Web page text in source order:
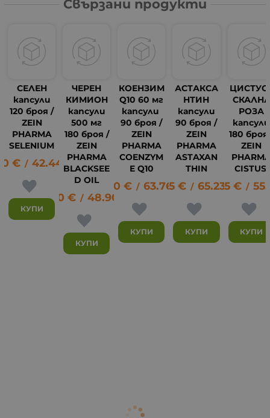
Свързани продукти
СЕЛЕН
капсули
120 броя /
ZEIN
PHARMA
SELENIUM
€ / 42.44 лв.
КУПИ
ЧЕРЕН
КИМИОН
капсули
500 мг
180 броя /
ZEIN
PHARMA
BLACKSEE
D OIL
25.00 € / 48.90
КУПИ
КОЕНЗИМ
Q10 60 мг
капсули
90 броя /
ZEIN
PHARMA
COENZYM
E Q10
32.60 € / 63.76 лв.
КУПИ
АСТАКСА
НТИН
капсули
90 броя /
ZEIN
PHARMA
ASTAXAN
THIN
33.35 € / 65.23 лв.
КУПИ
ЦИСТУС
СКАЛНА
РОЗА
капсули
180
ZEIN
CISTUS
28.35 € /
КУПИ